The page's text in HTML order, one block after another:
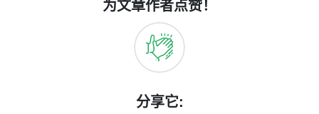
为文章作者点赞！
分享它: